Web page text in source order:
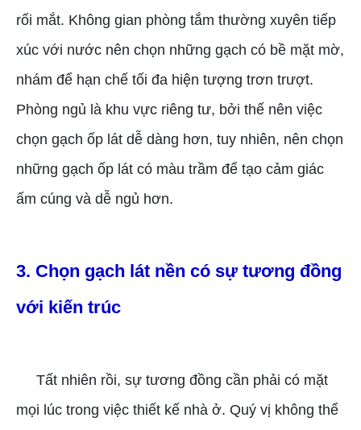
rối mắt. Không gian phòng tắm thường xuyên tiếp
xúc với nước nên chọn những gạch có bề mặt mờ,
nhám để hạn chế tối đa hiện tượng trơn trượt.
Phòng ngủ là khu vực riêng tư, bởi thế nên việc
chọn gạch ốp lát dễ dàng hơn, tuy nhiên, nên chọn
những gạch ốp lát có màu trầm để tạo cảm giác
ấm cúng và dễ ngủ hơn.
3. Chọn gạch lát nền có sự tương đồng
với kiến trúc
Tất nhiên rồi, sự tương đồng cần phải có mặt
mọi lúc trong việc thiết kế nhà ở. Quý vị không thể